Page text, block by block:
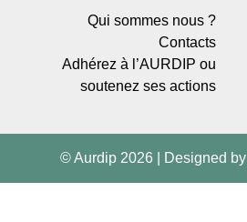
Qui sommes nous ?
Contacts
Adhérez à l’AURDIP ou
soutenez ses actions
© Aurdip 2026 Designed by